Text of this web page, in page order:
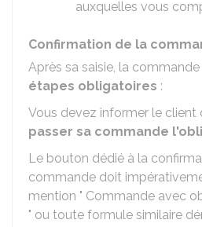
auxquelles vous
Confirmation de la
Après sa saisie, la
étapes obligatoires :
Vous devez informer le client
passer sa commande
Le bouton dédié à la
commande doit
mention " Commande avec
" ou toute formule similaire